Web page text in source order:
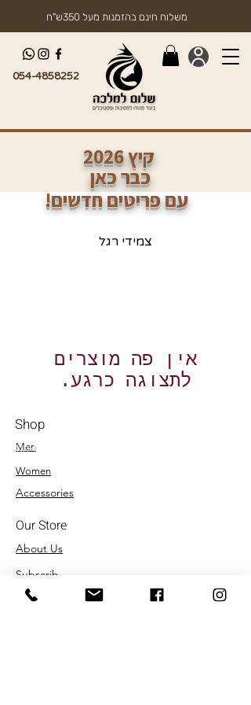
054-4858252
2026 קיץ
כבר כאן
משלוח חינם בהזמנות מעל 350ש"ח
!עם פריטים חדשים
צמידי רגל
לתצוגה כרגע.
Shop
Men
Women
Accessories
Our Store
About Us
Subscrib
054-4858252